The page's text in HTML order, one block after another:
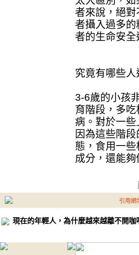
者來說，絕
者攝入過多
者的生命安全
究竟有哪些人
3-6歲的小孩
育階段，多
病。對於一
因為這些階
態，食用一
成分，還能夠
引用網
現在的年輕人，為什麼越來越離不開咖